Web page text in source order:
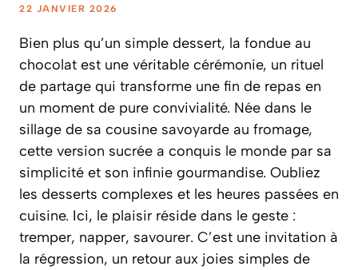
22 JANVIER 2026
Bien plus qu’un simple dessert, la fondue au
chocolat est une véritable cérémonie, un rituel
de partage qui transforme une fin de repas en
un moment de pure convivialité. Née dans le
sillage de sa cousine savoyarde au fromage,
cette version sucrée a conquis le monde par sa
simplicité et son infinie gourmandise. Oubliez
les desserts complexes et les heures passées en
cuisine. Ici, le plaisir réside dans le geste :
tremper, napper, savourer. C’est une invitation à
la régression, un retour aux joies simples de